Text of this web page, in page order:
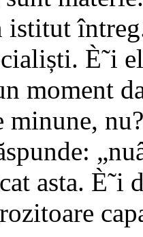
È˜i
moment
minune,
asta.